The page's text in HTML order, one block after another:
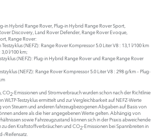
Hybrid Range Rover, Plug‑in Hybrid Range Rover Sport,
Discovery, Land Rover Defender, Range Rover Evoque,
Range Rover:
(NEFZ): Range Rover Kompressor 5.0 Liter V8 : 13,1 l/100 km
l/100 km;
(NEFZ): Plug-in Hybrid Range Rover und Range Range Rover
(NEFZ): Range Rover Kompressor 5.0 Liter V8 : 298 g/km – Plug-
CO2-Emissionen und Stromverbrauch wurden schon nach der Richtlinie
WLTP-Testzyklus ermittelt und zur Vergleichbarkeit auf NEFZ-Werte
von Steuern und anderen fahrzeugbezogenen Abgaben auf Basis von
andere als die hier angegebenen Werte gelten. Abhängig von
sowie Fahrzeugzustand können sich in der Praxis abweichende
den Kraftstoffverbräuchen und CO2-Emissionen bei Spannbreiten in
Reifensatz.